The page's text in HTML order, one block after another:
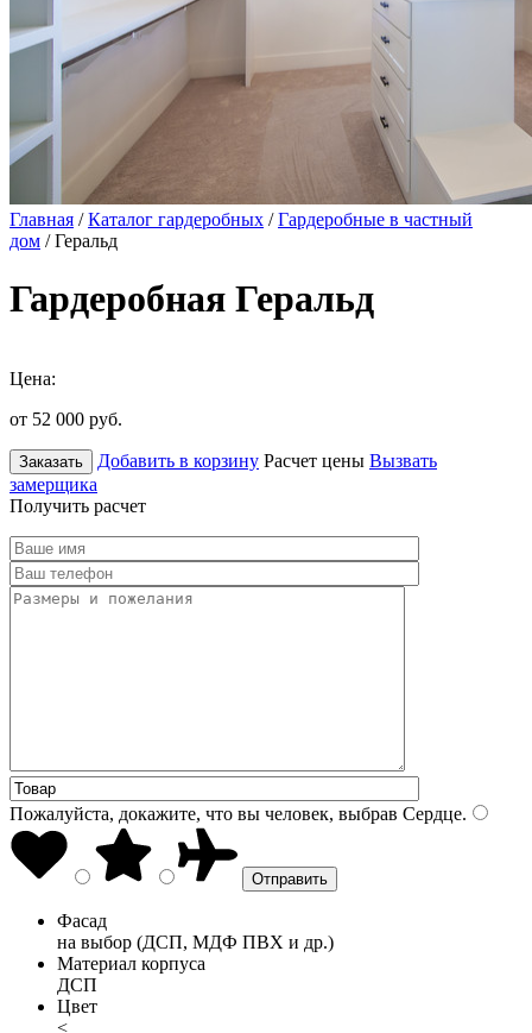
Главная /Каталог гардеробных /Гардеробные в частный
дом / Геральд
Гардеробная Геральд
Цена:
от 52 000 руб.
Заказать Добавить в корзину Расчет цены Вызвать
замерщика
Получить расчет
Пожалуйста, докажите, что вы человек, выбрав Сердце.
Фасад
на выбор (ДСП, МДФ ПВХ и др.)
Материал корпуса
ДСП
Цвет
<